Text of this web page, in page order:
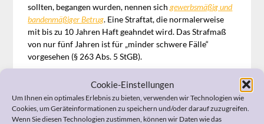
Cookie-Einstellungen
Um Ihnen ein optimales Erlebnis zu bieten, verwenden wir Technologien wie
Cookies, um Geräteinformationen zu speichern und/oder darauf zuzugreifen.
Wenn Sie diesen Technologien zustimmen, können wir Daten wie das
sollten, begangen wurden, nennen sichgewerbsmäßig und
bandenmäßiger Betrug. Eine Straftat, die normalerweise
mit bis zu 10 Jahren Haft geahndet wird. Das Strafmaß
von nur fünf Jahren ist für „minder schwere Fälle“
vorgesehen (§ 263 Abs. 5 StGB).
Der Vorschlag des Landgerichts Düsseldorf zeigt, dass
Solidargemeinschaft der gesetzlich Versicherten
, die
die Geschädigten des mehrfachen Millionenbetrugs sind,
für einen Richter keine große Rolle spielt.